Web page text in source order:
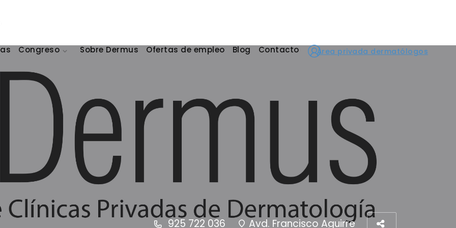
Congreso Sobre Dermus Ofertas de empleo Blog Contacto Área privada dermatólogos
925 722 036 Avd. Francisco Aguirre